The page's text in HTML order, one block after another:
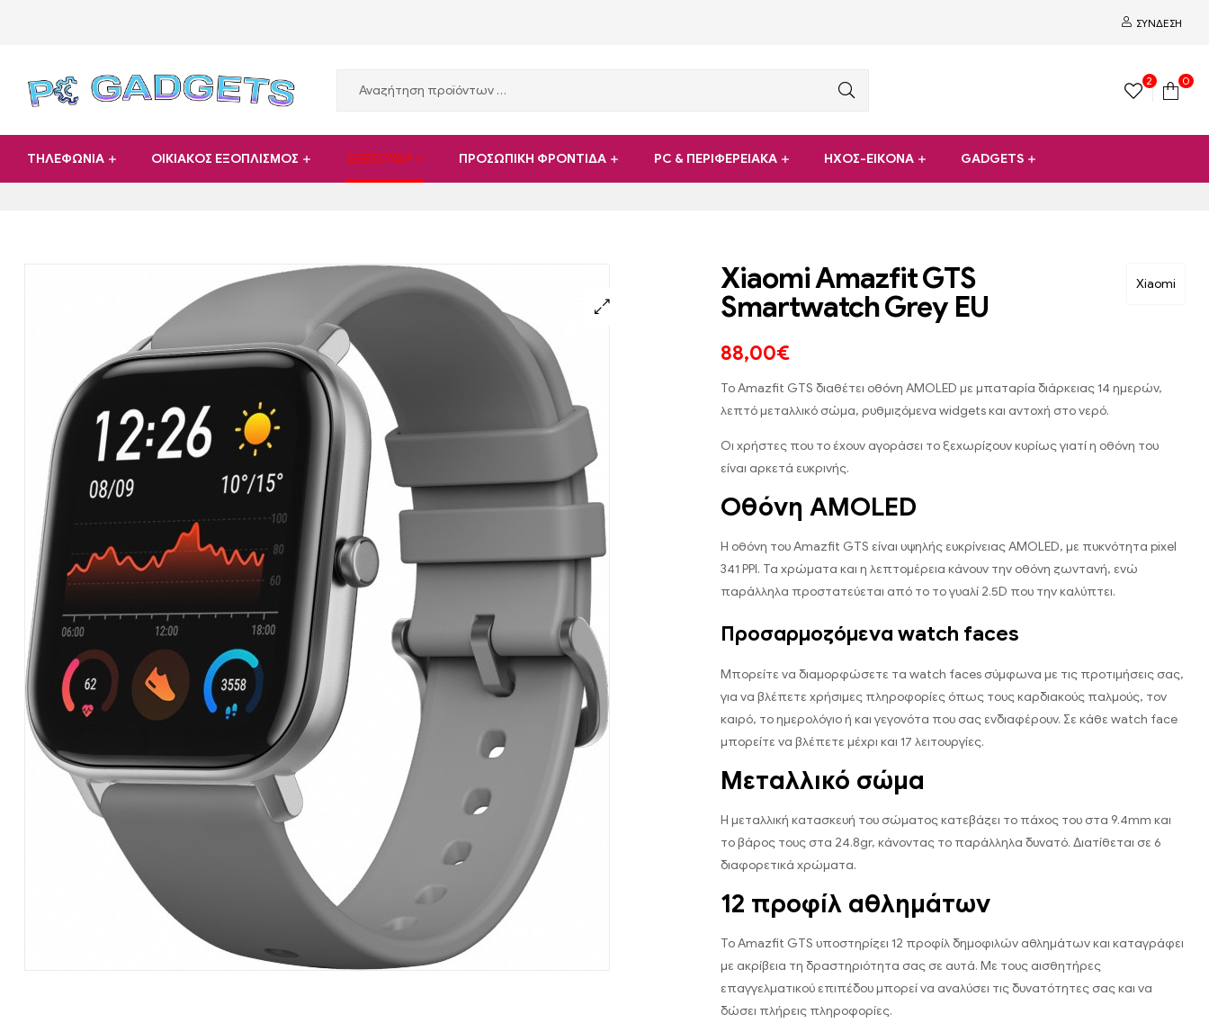
ΣΎΝΔΕΣΗ
PC
Gadgets
Αναλώσιμα
Hardware
Αναλώσιμα
2 0
ΤΗΛΕΦΩΝΙΑ ΟΙΚΙΑΚΟΣ ΕΞΟΠΛΙΣΜΟΣ ΑΞΕΣΟΥΑΡ ΠΡΟΣΩΠΙΚΗ ΦΡΟΝΤΙΔΑ PC & ΠΕΡΙΦΕΡΕΙΑΚΑ ΗΧΟΣ-ΕΙΚΟΝΑ GADGETS
Xiaomi
Xiaomi Amazfit GTS
Smartwatch Grey EU
88,00€
Το Amazfit GTS διαθέτει οθόνη AMOLED με μπαταρία διάρκειας 14 ημερών,
λεπτό μεταλλικό σώμα, ρυθμιζόμενα widgets και αντοχή στο νερό.
Οι χρήστες που το έχουν αγοράσει το ξεχωρίζουν κυρίως γιατί η οθόνη του
είναι αρκετά ευκρινής.
Οθόνη AMOLED
Η οθόνη του Amazfit GTS είναι υψηλής ευκρίνειας AMOLED, με πυκνότητα pixel
341 PPI. Τα χρώματα και η λεπτομέρεια κάνουν την οθόνη ζωντανή, ενώ
παράλληλα προστατεύεται από το το γυαλί 2.5D που την καλύπτει.
Προσαρμοζόμενα watch faces
Μπορείτε να διαμορφώσετε τα watch faces σύμφωνα με τις προτιμήσεις σας,
για να βλέπετε χρήσιμες πληροφορίες όπως τους καρδιακούς παλμούς, τον
καιρό, το ημερολόγιο ή και γεγονότα που σας ενδιαφέρουν. Σε κάθε watch face
μπορείτε να βλέπετε μέχρι και 17 λειτουργίες.
Μεταλλικό σώμα
Η μεταλλική κατασκευή του σώματος κατεβάζει το πάχος του στα 9.4mm και
το βάρος τους στα 24.8gr, κάνοντας το παράλληλα δυνατό. Διατίθεται σε 6
διαφορετικά χρώματα.
12 προφίλ αθλημάτων
Το Amazfit GTS υποστηρίζει 12 προφίλ δημοφιλών αθλημάτων και καταγράφει
με ακρίβεια τη δραστηριότητα σας σε αυτά. Με τους αισθητήρες
επαγγελματικού επιπέδου μπορεί να αναλύσει τις δυνατότητες σας και να
δώσει πλήρεις πληροφορίες.